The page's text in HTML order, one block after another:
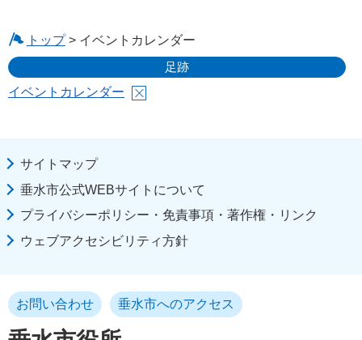
トップ> イベントカレンダー
足跡
イベントカレンダー
サイトマップ
垂水市公式WEBサイトについて
プライバシーポリシー・免責事項・著作権・リンク
ウェブアクセシビリティ方針
お問い合わせ 垂水市へのアクセス